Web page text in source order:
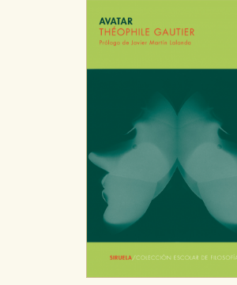
CONFIGURACIÓN DE
HABILITAR TODO
Cookies necesarias
Estas cookies son necesarias para
web funcione y no es posible
navegador, pero en ese caso es